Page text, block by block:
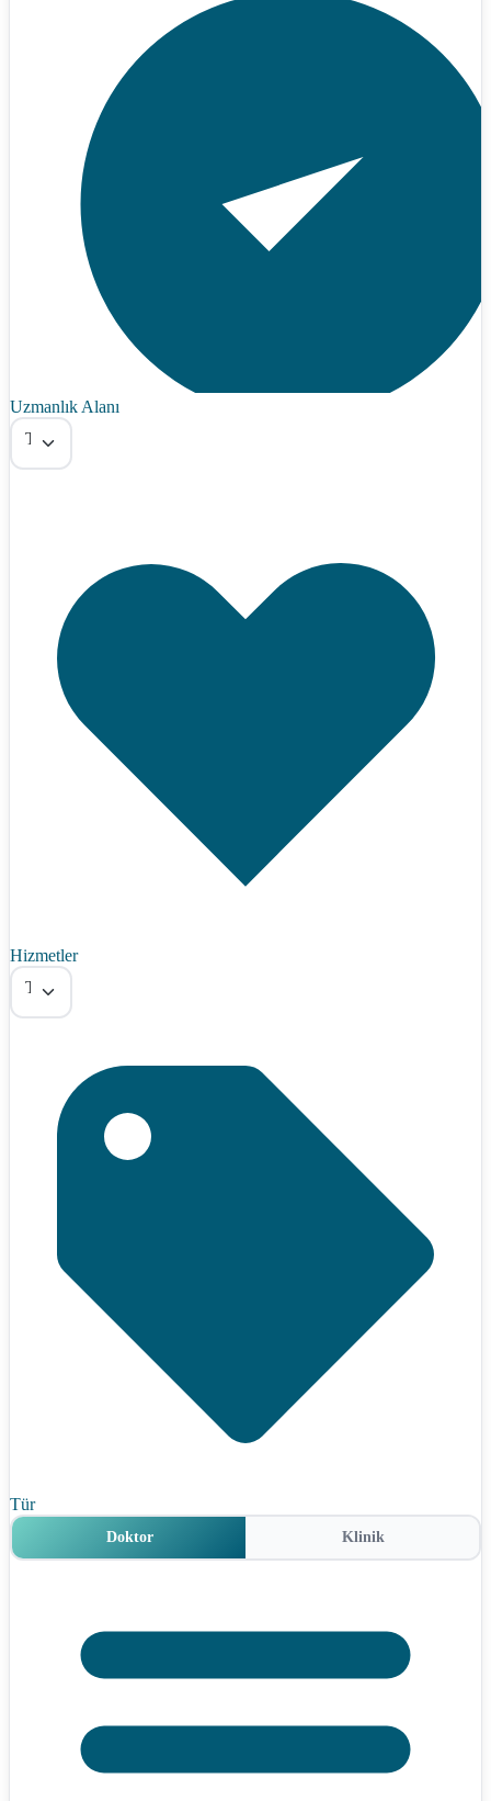
Uzmanlık Alanı
Tümü
Hizmetler
Tümü
Tür
Doktor Klinik